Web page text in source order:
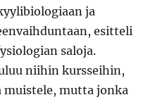
ja
esitteli
saloja.
niihin kursseihin,
mutta jonka